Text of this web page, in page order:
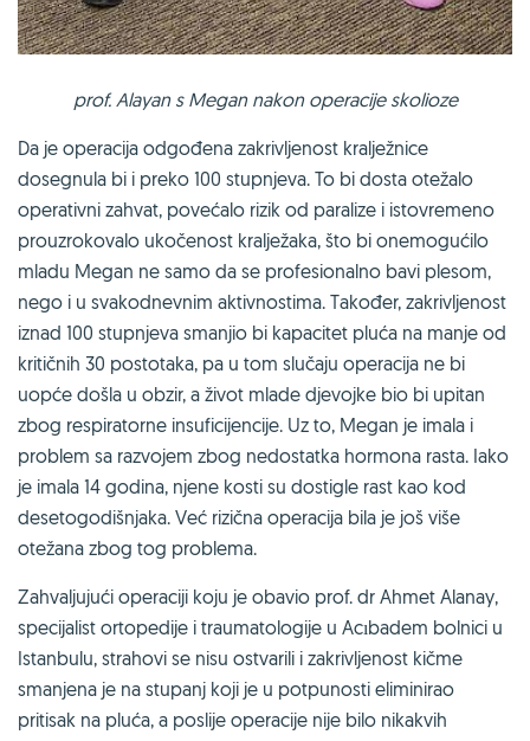
prof. Alayan s Megan nakon operacije skolioze
Da je operacija odgođena zakrivljenost kralježnice
dosegnula bi i preko 100 stupnjeva. To bi dosta otežalo
operativni zahvat, povećalo rizik od paralize i istovremeno
prouzrokovalo ukočenost kralježaka, što bi onemogućilo
mladu Megan ne samo da se profesionalno bavi plesom,
nego i u svakodnevnim aktivnostima. Također, zakrivljenost
iznad 100 stupnjeva smanjio bi kapacitet pluća na manje od
kritičnih 30 postotaka, pa u tom slučaju operacija ne bi
uopće došla u obzir, a život mlade djevojke bio bi upitan
zbog respiratorne insuficijencije. Uz to, Megan je imala i
problem sa razvojem zbog nedostatka hormona rasta. Iako
je imala 14 godina, njene kosti su dostigle rast kao kod
desetogodišnjaka. Već rizična operacija bila je još više
otežana zbog tog problema.
Zahvaljujući operaciji koju je obavio prof. dr Ahmet Alanay,
specijalist ortopedije i traumatologije u Acıbadem bolnici u
Istanbulu, strahovi se nisu ostvarili i zakrivljenost kičme
smanjena je na stupanj koji je u potpunosti eliminirao
pritisak na pluća, a poslije operacije nije bilo nikakvih